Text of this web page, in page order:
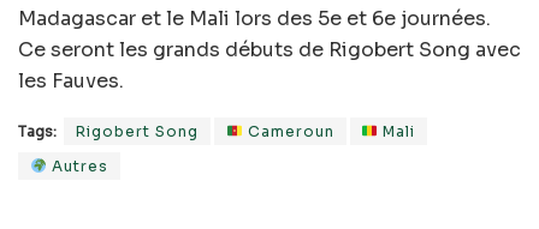
Madagascar et le Mali lors des 5e et 6e journées.
Ce seront les grands débuts de Rigobert Song avec
les Fauves.
Tags: Rigobert Song Cameroun
Mali
Autres